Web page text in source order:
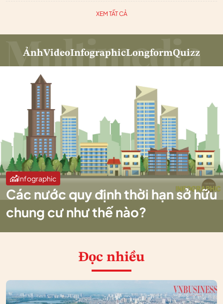
XEM TẤT CẢ
ẢnhVideoInfographicLongformQuizz
Infographic
Các nước quy định thời hạn sở hữu
chung cư như thế nào?
Đọc nhiều